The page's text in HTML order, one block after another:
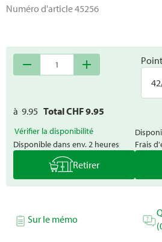
Numéro d'article45256
remove add
à 9.95 Total CHF9.95
Vérifier la disponibilité
Disponible dans env. 2 heures
Frais
Retirer
Sur le mémo